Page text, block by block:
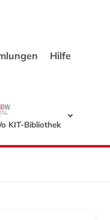
Hilfe
KIT-Bibliothek